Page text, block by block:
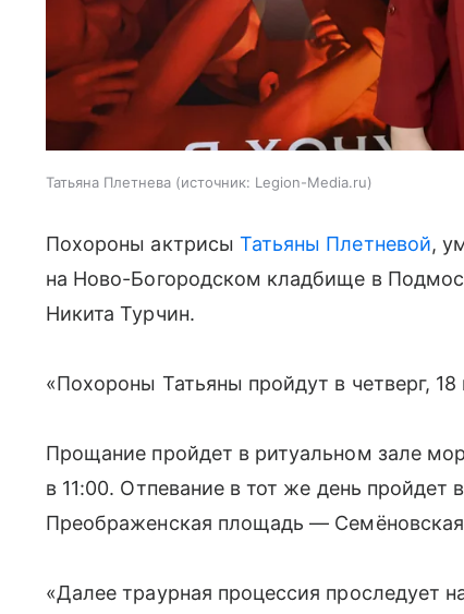
Татьяна Плетнева источник: Legion-Media.ru
Похороны актрисы Татьяны Плетневой,
на Ново-Богородском кладбище в
Никита Турчин.
«Похороны Татьяны пройдут в четверг,
Прощание пройдет в ритуальном зале
в 11:00. Отпевание в тот же день
Преображенская площадь —
«Далее траурная процессия проследует